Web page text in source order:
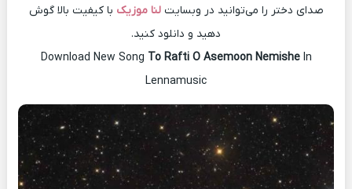
صدای دختر را می‌توانید در وبسایتلنا موزیک با کیفیت بالا گوش
دهید و دانلود کنید.
Download New Song To Rafti O Asemoon NemisheIn
Lennamusic